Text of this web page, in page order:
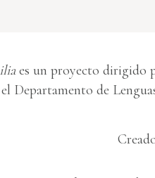
es un proyecto dirigido
Departamento de